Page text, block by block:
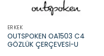
ERKEK
OUTSPOKEN OA1503 C4
GÖZLÜK ÇERÇEVESİ-U